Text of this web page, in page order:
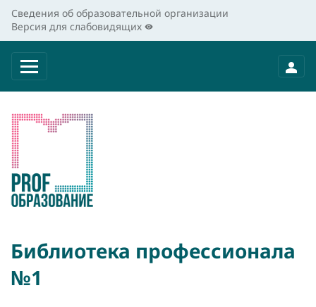
Сведения об образовательной организации
Версия для слабовидящих
Библиотека профессионала
№1